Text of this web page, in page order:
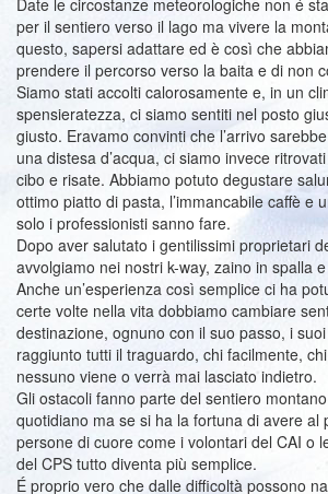
Date le circostanze meteorologiche non é
per il sentiero verso il lago ma vivere la
questo, sapersi adattare ed è così che
prendere il percorso verso la baita e di non
Siamo stati accolti calorosamente e, in un
spensieratezza, ci siamo sentiti nel posto
giusto. Eravamo convinti che l’arrivo
una distesa d’acqua, ci siamo invece
cibo e risate. Abbiamo potuto degustare
ottimo piatto di pasta, l’immancabile caffè e
solo i professionisti sanno fare.
Dopo aver salutato i gentilissimi proprietari
avvolgiamo nei nostri k-way, zaino in spalla
Anche un’esperienza così semplice ci ha
certe volte nella vita dobbiamo cambiare
destinazione, ognuno con il suo passo, i
raggiunto tutti il traguardo, chi facilmente,
nessuno viene o verrà mai lasciato indietro.
Gli ostacoli fanno parte del sentiero
quotidiano ma se si ha la fortuna di avere al
persone di cuore come i volontari del CAI o
del CPS tutto diventa più semplice.
É proprio vero che dalle difficoltà possono